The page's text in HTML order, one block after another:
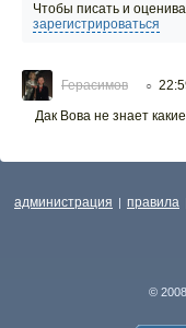
Чтобы писать и
зарегистрироваться
Герасимов ○
Дак Вова не знает
администрация | правила
©